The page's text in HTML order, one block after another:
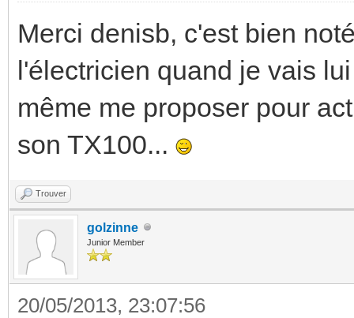
Merci denisb, c'est bien
l'électricien quand je vais
même me proposer pour
son TX100...
Trouver
golzinne
Junior Member
20/05/2013, 23:07:56